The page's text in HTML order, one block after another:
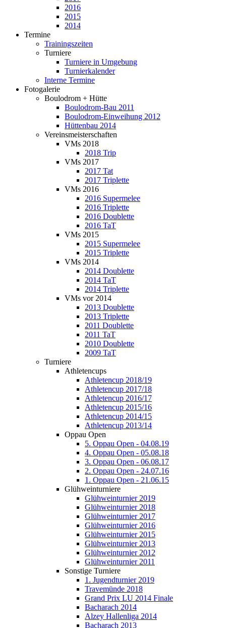
2016
2015
2014
Termine
Trainingszeiten
Turniere
Turniere in Umgebung
Turnierkalender
Interne Termine
Fotogalerie
Boulodrom + Hütte
Boulodrom-Bau 2011
Boulodrom-Einweihung 2012
Hüttenbau 2014
Vereinsmeisterschaften
VMs 2018
2018 Trip
VMs 2017
2017 Tat
2017 Triplette
VMs 2016
2016 Supermelee
2016 Triplette
2016 Doublette
2016 TaT
VMs 2015
2015 Supermelee
2015 Triplette
VMs 2014
2014 Doublette
2014 TaT
2014 Triplette
VMs vor 2014
2013 Doublette
2013 Triplette
2011 Doublette
2011 TaT
2010 Doublette
2009 TaT
Turniere
Athletencups
Athletencup 2018/19
Athletencup 2017/18
Athletencup 2016/17
Athletencup 2015/16
Athletencup 2014/15
Athletencup 2013/14
Oppau Open
5. Oppau Open - 04.08.19
4. Oppau Open - 05.08.18
3. Oppau Open - 06.08.17
2. Oppau Open - 24.07.16
1. Oppau Open - 21.06.15
Glühweinturniere
Glühweinturnier 2019
Glühweinturnier 2018
Glühweinturnier 2017
Glühweinturnier 2016
Glühweinturnier 2015
Glühweinturnier 2013
Glühweinturnier 2012
Glühweinturnier 2011
Sonstige Turniere
1. Jugendturnier 2019
Travemünde 2018
Grand Prix LU 2014 Finale
Bacharach 2014
Alzey Hallenliga 2014
Bacharach 2013